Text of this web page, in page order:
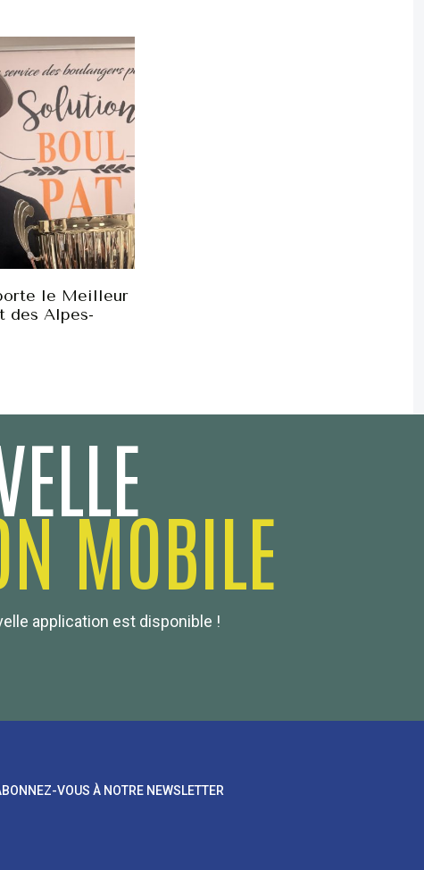
le Meilleur
des Alpes-
MOBILE
application est disponible !
VOUS À NOTRE NEWSLETTER